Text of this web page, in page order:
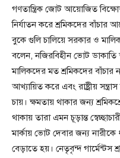
গণতান্ত্রিক জোট আয়োজিত
নির্যাতন করে শ্রমিকদের বাঁচার
বুকে গুলি চালিয়ে সরকার ও
বলেন, নজিরবিহীন ভোট
মালিকদের মত শ্রমিকদের বাঁচার
আখ্যায়িত করে এবং রাষ্ট্রীয়
চায়। ক্ষমতায় থাকার জন্য
থাকায় তারা এমন চূড়ান্ত
মার্কায় ভোট দেবার জন্য
বেড়াতে হয়। নেতৃবৃন্দ গার্মেন্টস